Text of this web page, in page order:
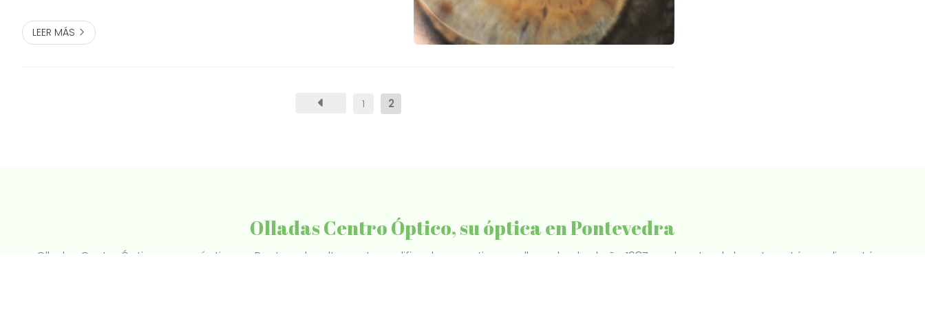
LEER MÁS
1 2
Olladas Centro Óptico, su óptica en Pontevedra
Olladas Centro Óptico es una óptica en Pontevedra altamente cualificada y creativa que lleva desde el año 1987 en el sector de la optometría, audiometría y